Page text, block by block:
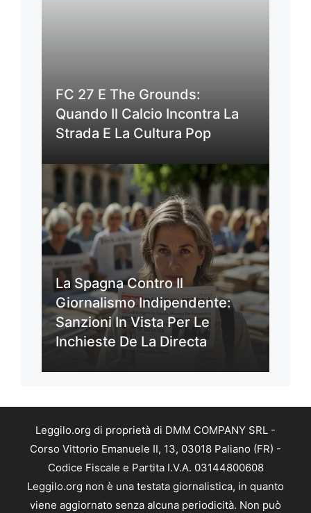
FC 27 E The Grounds:
Quando Il Calcio Incontra La
Strada E La Cultura Pop
La Spagna Contro Il
Giornalismo Indipendente:
Sanzioni In Vista Per Le
Inchieste De La Directa
Leggilo.org di proprietà di DMM COMPANY SRL -
Corso Vittorio Emanuele II, 13, 03018 Paliano (FR) -
Codice Fiscale e Partita I.V.A. 03144800608
Leggilo.org non è una testata giornalistica, in quanto
viene aggiornato senza alcuna periodicità. Non può